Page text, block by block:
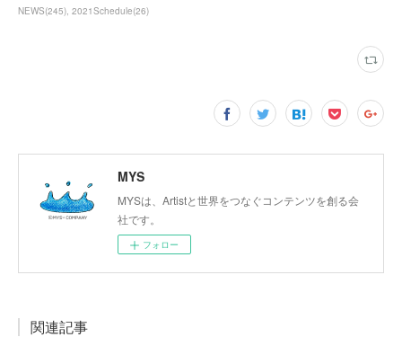
NEWS(245) 2021Schedule(26)
MYS
MYSは、Artistと世界をつなぐコンテンツを創る会
社です。
フォロー
関連記事